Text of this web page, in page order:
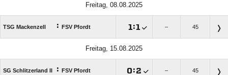
Freitag, 08.08.2025
TSG Mackenzell : FSV Pfordt  : – 45
Freitag, 15.08.2025
SG Schlitzerland II : FSV Pfordt : – 45